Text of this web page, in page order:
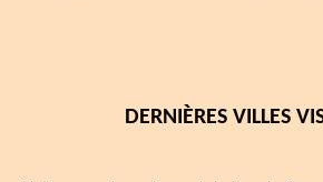
DERNIÈRES VILLES